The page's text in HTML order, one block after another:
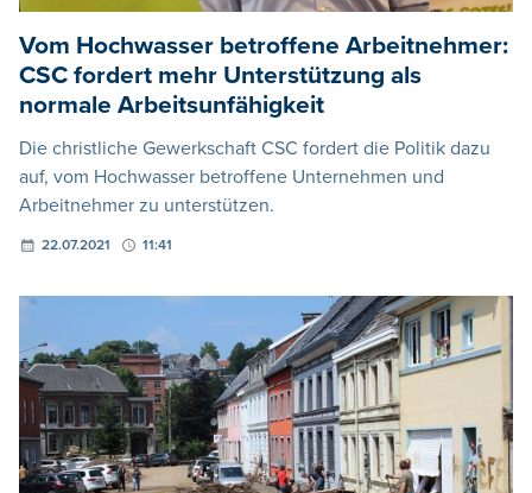
Vom Hochwasser betroffene Arbeitnehmer:
CSC fordert mehr Unterstützung als
normale Arbeitsunfähigkeit
Die christliche Gewerkschaft CSC fordert die Politik dazu
auf, vom Hochwasser betroffene Unternehmen und
Arbeitnehmer zu unterstützen.
22.07.2021 11:41